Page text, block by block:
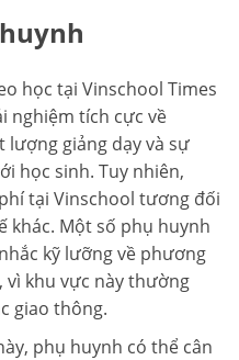
học tại Vinschool Times
nghiệm tích cực về
lượng giảng dạy và sự
học sinh. Tuy nhiên,
tại Vinschool tương đối
khác. Một số phụ huynh
kỹ lưỡng về phương
khu vực này thường
giao thông.
phụ huynh có thể cân